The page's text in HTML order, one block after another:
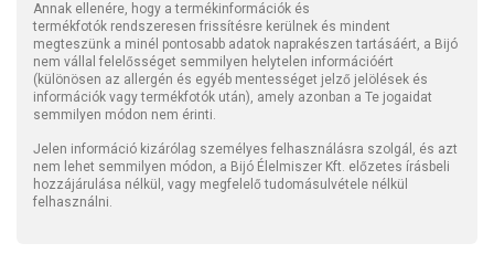
Annak ellenére, hogy a termékinformációk és
termékfotók rendszeresen frissítésre kerülnek és mindent
megteszünk a minél pontosabb adatok naprakészen tartásáért, a Bijó
nem vállal felelősséget semmilyen helytelen információért
(különösen az allergén és egyéb mentességet jelző jelölések és
információk vagy termékfotók után), amely azonban a Te jogaidat
semmilyen módon nem érinti.
Jelen információ kizárólag személyes felhasználásra szolgál, és azt
nem lehet semmilyen módon, a Bijó Élelmiszer Kft. előzetes írásbeli
hozzájárulása nélkül, vagy megfelelő tudomásulvétele nélkül
felhasználni.